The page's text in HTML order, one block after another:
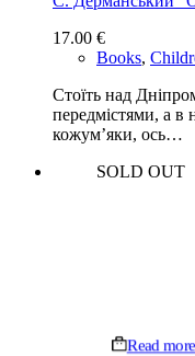
17.00 €
Books,
Стоїть над
передмістями, а в
кожум’яки, ось…
SOLD OUT
Read more